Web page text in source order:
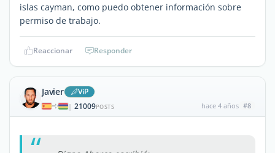
islas cayman, como puedo obtener información sobre
permiso de trabajo.
Reaccionar Responder
Javier ViP
| 21009POSTS hace 4 años #8